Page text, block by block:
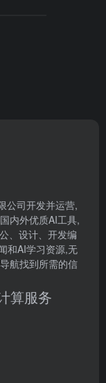
公司开发并运营,
内外优质AI工具,
、设计、开发编
和AI学习资源,无
航找到所需的信
算服务